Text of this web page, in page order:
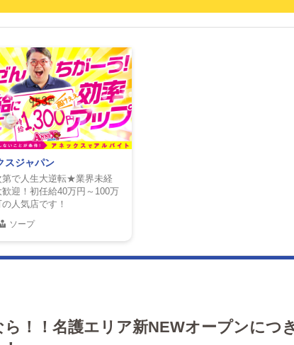
スジャパン
第で人生大逆転★業界未経
迎！初任給40万円～100万
人気店です！
ソープ
！！名護エリア新NEWオープンにつ